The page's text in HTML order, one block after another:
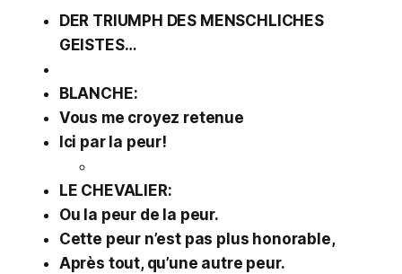
DER TRIUMPH DES MENSCHLICHES
GEISTES…
BLANCHE:
Vous me croyez retenue
Ici par la peur!
LE CHEVALIER:
Ou la peur de la peur.
Cette peur n’est pas plus honorable,
Après tout, qu’une autre peur.